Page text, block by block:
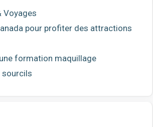
Voyages
pour profiter des attractions
formation maquillage
sourcils